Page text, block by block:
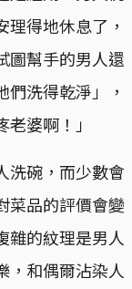
得地休息了，
圖幫手的男人還
洗得乾淨」，
婆啊！」
洗碗，而少數會
菜品的評價會變
雜的紋理是男人
，和偶爾沾染人